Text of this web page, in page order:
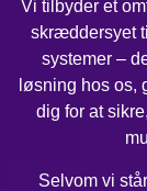
Vi tilbyder et
skræddersyet
systemer –
løsning hos os,
dig for at
Selvom vi